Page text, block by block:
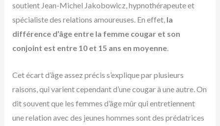
soutient Jean-Michel Jakobowicz, hypnothérapeute et
spécialiste des relations amoureuses. En effet, la
différence d’âge entre la femme cougar et son
conjoint est entre 10 et 15 ans en moyenne.
Cet écart d’âge assez précis s’explique par plusieurs
raisons, qui varient cependant d’une cougar à une autre. On
dit souvent que les femmes d’âge mûr qui entretiennent
une relation avec des jeunes hommes sont des prédatrices